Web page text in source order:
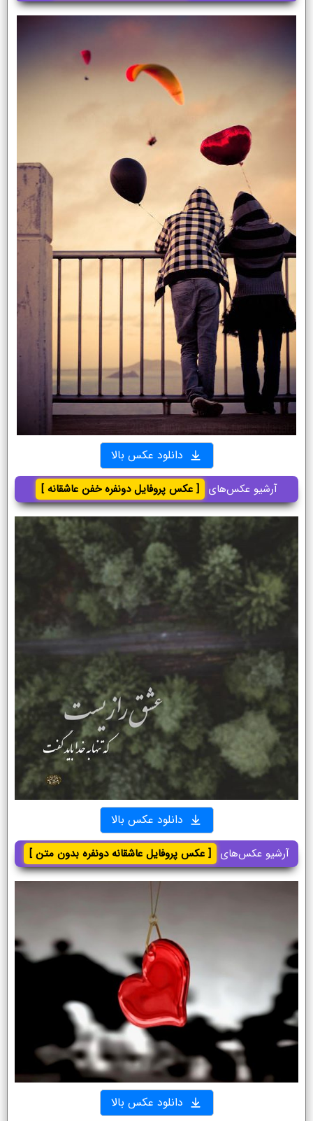
دانلود عکس بالا
آرشیو عکس‌های [ عکس پروفایل دونفره خفن عاشقانه ]
دانلود عکس بالا
آرشیو عکس‌های [ عکس پروفایل عاشقانه دونفره بدون متن ]
دانلود عکس بالا